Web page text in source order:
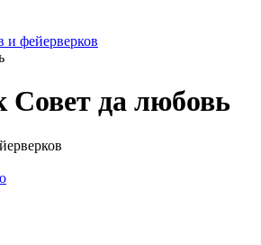
и фейерверков
Совет да любовь